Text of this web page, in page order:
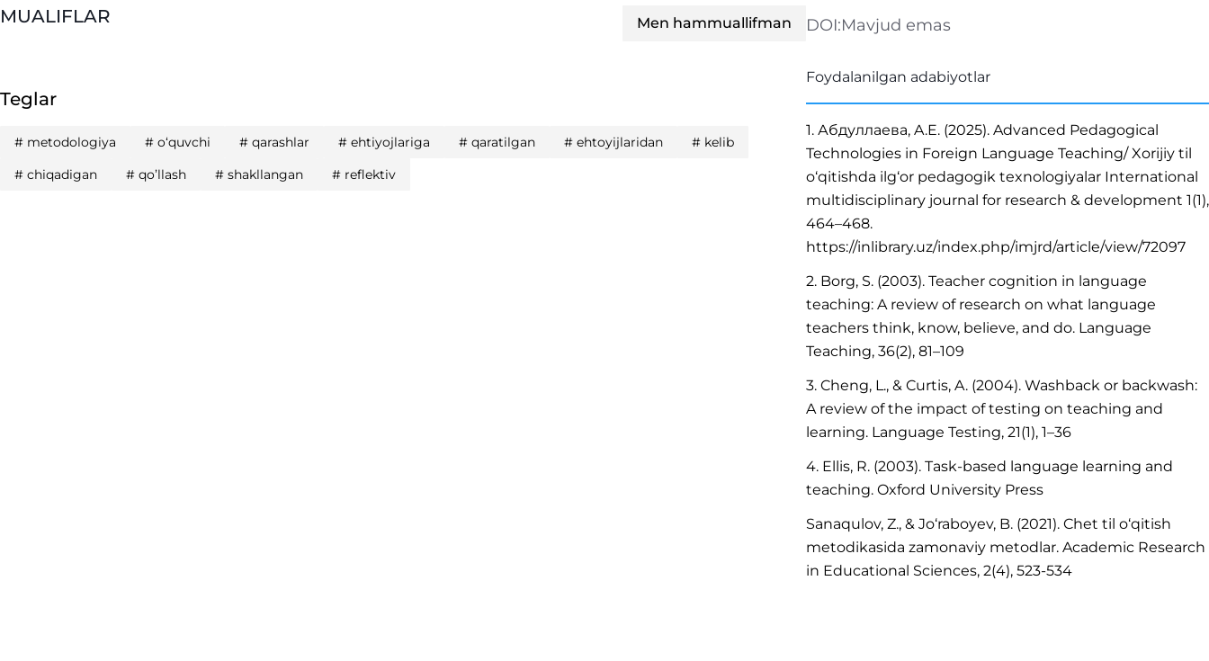
MUALIFLAR Men hammuallifman
Teglar
# metodologiya # o‘quvchi # qarashlar # ehtiyojlariga # qaratilgan # ehtoyijlaridan # kelib
# chiqadigan # qo’llash # shakllangan # reflektiv
DOI:Mavjud emas
Foydalanilgan adabiyotlar
1. Абдуллаева, A.E. (2025). Advanced Pedagogical
Technologies in Foreign Language Teaching/ Xorijiy til
o‘qitishda ilg‘or pedagogik texnologiyalar International
multidisciplinary journal for research & development 1(1),
464–468.
https://inlibrary.uz/index.php/imjrd/article/view/72097
2. Borg, S. (2003). Teacher cognition in language
teaching: A review of research on what language
teachers think, know, believe, and do. Language
Teaching, 36(2), 81–109
3. Cheng, L., & Curtis, A. (2004). Washback or backwash:
A review of the impact of testing on teaching and
learning. Language Testing, 21(1), 1–36
4. Ellis, R. (2003). Task-based language learning and
teaching. Oxford University Press
Sanaqulov, Z., & Jo‘raboyev, B. (2021). Chet til o‘qitish
metodikasida zamonaviy metodlar. Academic Research
in Educational Sciences, 2(4), 523-534